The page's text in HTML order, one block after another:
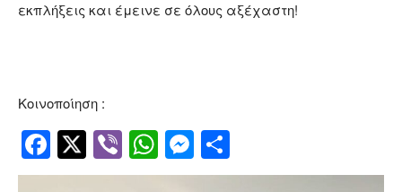
εκπλήξεις και έμεινε σε όλους αξέχαστη!
Κοινοποίηση :
Facebook
Twitter
ViberWhatsApp
Messenger